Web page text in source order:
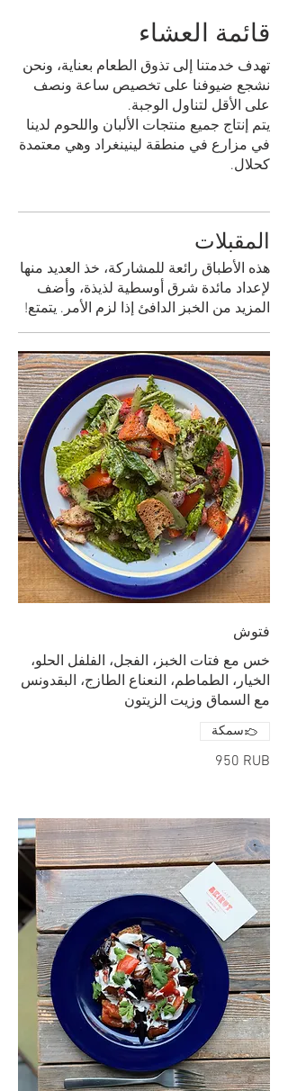
قائمة العشاء
تهدف خدمتنا إلى تذوق الطعام بعناية، ونحن
نشجع ضيوفنا على تخصيص ساعة ونصف
يتم إنتاج جميع منتجات الألبان واللحوم لدينا
في مزارع في منطقة لينينغراد وهي معتمدة
كحلال.
المقبلات
هذه الأطباق رائعة للمشاركة، خذ العديد منها
لإعداد مائدة شرق أوسطية لذيذة، وأضف
المزيد من الخبز الدافئ إذا لزم الأمر. يتمتع!
فتوش
خس مع فتات الخبز، الفجل، الفلفل الحلو،
الخيار، الطماطم، النعناع الطازج، البقدونس
مع السماق وزيت الزيتون
‏950 RUB
سمكة